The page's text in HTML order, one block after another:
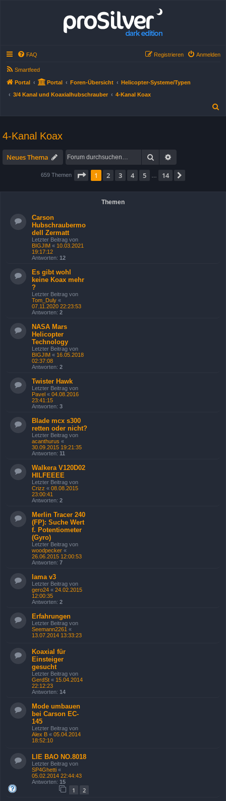
FAQ Anmelden
Registrieren
Smartfeed
Portal Portal Foren-Übersicht
Helicopter-Systeme/Typen
3/4 Kanal und Koaxialhubschrauber
4-Kanal Koax
4-Kanal Koax
Neues Thema Suche
659 Themen Seite 1von
1 2 3 4 5 14
Themen
Carson
Hubschraubermo
dell Zermatt
Letzter Beitrag von
BIGJIM « 10.03.2021
19:17:12
Antworten: 12
Es gibt wohl
keine Koax mehr
?
Letzter Beitrag von
Tom_Duly «
07.11.2020 22:23:53
Antworten: 2
NASA Mars
Helicopter
Technology
Letzter Beitrag von
BIGJIM « 16.05.2018
02:37:08
Antworten: 2
Twister Hawk
Letzter Beitrag von
Pavel « 04.08.2016
23:41:15
Antworten: 3
Blade mcx s300
retten oder nicht?
Letzter Beitrag von
acanthurus «
30.09.2015 19:21:35
Antworten: 11
Walkera V120D02
HILFEEEE
Letzter Beitrag von
Crizz « 08.08.2015
23:00:41
Antworten: 2
Merlin Tracer 240
(FP): Suche Wert
f. Potentiometer
(Gyro)
Letzter Beitrag von
woodpecker «
26.06.2015 12:00:53
Antworten: 7
lama v3
Letzter Beitrag von
gero24 « 24.02.2015
12:00:35
Antworten: 2
Erfahrungen
Letzter Beitrag von
Seemann2261 «
13.07.2014 13:33:23
Koaxial für
Einsteiger
gesucht
Letzter Beitrag von
GerdSt « 15.04.2014
22:12:23
Antworten: 14
Mode umbauen
bei Carson EC-
145
Letzter Beitrag von
Alex B « 05.04.2014
18:52:10
LIE BAO NO.8018
Letzter Beitrag von
SP4Ghetti «
05.02.2014 22:44:43
Antworten: 15
1 2